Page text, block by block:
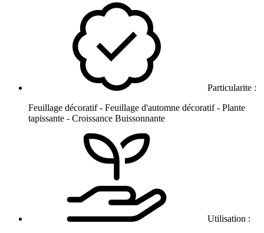
Particularite :
Feuillage décoratif - Feuillage d'automne décoratif - Plante
tapissante - Croissance Buissonnante
Utilisation :